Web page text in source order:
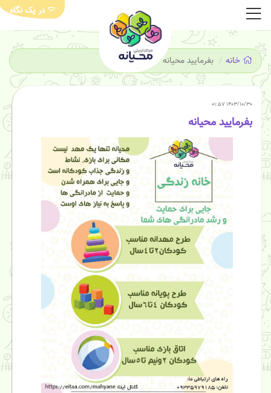
در یک نگاه
خانه بفرمایید محیانه
۱۴۰۳/۱۰/۳۰ ۰۱:۵۷
بفرمایید محیانه